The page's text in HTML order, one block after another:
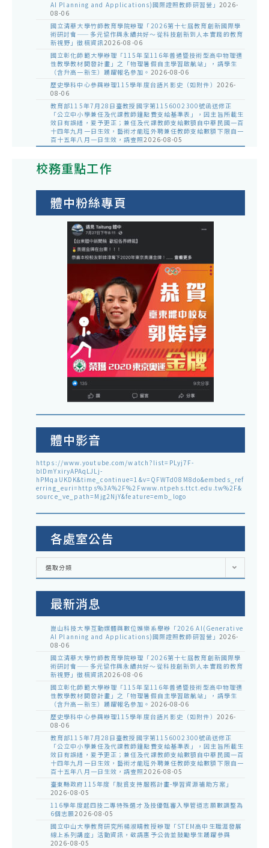
AI Planning and Applications)國際證照教師研習營」 2026-
08-06
國立清華大學竹師教育學院辦理「2026第十七屆教育創新國際學
術研討會——多元協作與永續共好～從科技創新到人本實踐的教育
新視野」徵稿資訊2026-08-06
國立彰化師範大學辦理「115年至116年普通暨技術型高中物理適
性教學教材開發計畫」之「物理暑假自主學習啟航站」，請學生
（含升高一新生）踴躍報名參加。 2026-08-06
歷史學科中心參與辦理115學年度台語片影史（如附件） 2026-
08-06
教育部115年7月28日臺教授國字第1156002300號函送修正
「公立中小學兼任及代課教師鐘點費支給基準表」，因主旨所載生
效日有誤繕，爰予更正；兼任及代課教師支給數額自中華民國一百
十四年九月一日生效，藝術才能班外聘兼任教師支給數額下限自一
百十五年八月一日生效，請查照2026-08-05
校務重點工作
體中粉絲專頁
體中影音
https://www.youtube.com/watch?list=PLyj7F-
blDmYxiryAPAqLJLj-
hPMqaUKDK&time_continue=1&v=QFWTd08M8do&embeds_ref
erring_euri=https%3A%2F%2Fwww.ntpehs.ttct.edu.tw%2F&
source_ve_path=Mjg2NjY&feature=emb_logo
各處室公告
各
室
告
選取分類
最新消息
崑山科技大學互動媒體與數位娛樂系舉辦「2026 AI(Generative
AI Planning and Applications)國際證照教師研習營」 2026-
08-06
國立清華大學竹師教育學院辦理「2026第十七屆教育創新國際學
術研討會——多元協作與永續共好～從科技創新到人本實踐的教育
新視野」徵稿資訊2026-08-06
國立彰化師範大學辦理「115年至116年普通暨技術型高中物理適
性教學教材開發計畫」之「物理暑假自主學習啟航站」，請學生
（含升高一新生）踴躍報名參加。 2026-08-06
歷史學科中心參與辦理115學年度台語片影史（如附件） 2026-
08-06
教育部115年7月28日臺教授國字第1156002300號函送修正
「公立中小學兼任及代課教師鐘點費支給基準表」，因主旨所載生
效日有誤繕，爰予更正；兼任及代課教師支給數額自中華民國一百
十四年九月一日生效，藝術才能班外聘兼任教師支給數額下限自一
百十五年八月一日生效，請查照2026-08-05
臺東縣政府115年度「脫貧支持服務計畫-學習資源補助方案」
2026-08-05
116學年度起四技二專特殊選才及技優甄審入學管道志願數調整為
6個志願2026-08-05
國立中山大學教育研究所楊淑晴教授辦理「STEM高中生職涯發展
線上系列講座」活動資訊，敬請惠予公告並鼓勵學生踴躍參與
2026-08-05